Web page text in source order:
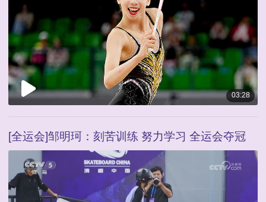
03:28
[全运会]邹明珂：刻苦训练 努力学习 全运会夺冠